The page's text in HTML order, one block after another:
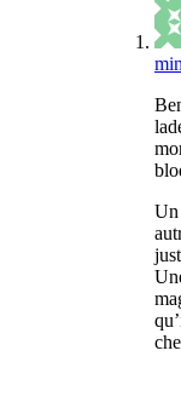
min
Un